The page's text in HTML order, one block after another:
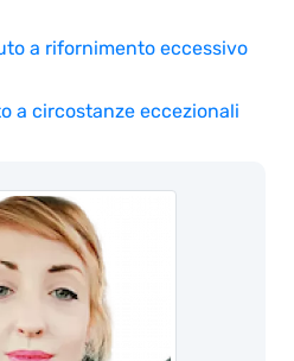
a rifornimento eccessivo
a circostanze eccezionali